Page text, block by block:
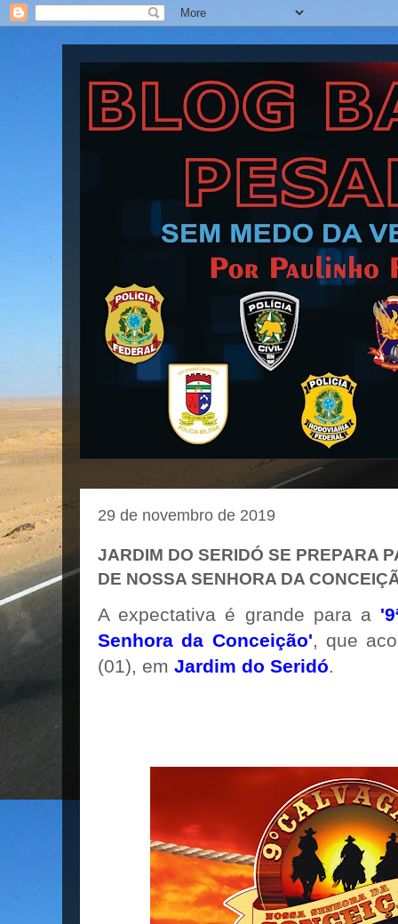
Blog Barra Pesada
29 de novembro de 2019
JARDIM DO SERIDÓ SE PREPARA
DE NOSSA SENHORA DA
A expectativa é grande para a
Senhora da Conceição', que
(01), em Jardim do Seridó.